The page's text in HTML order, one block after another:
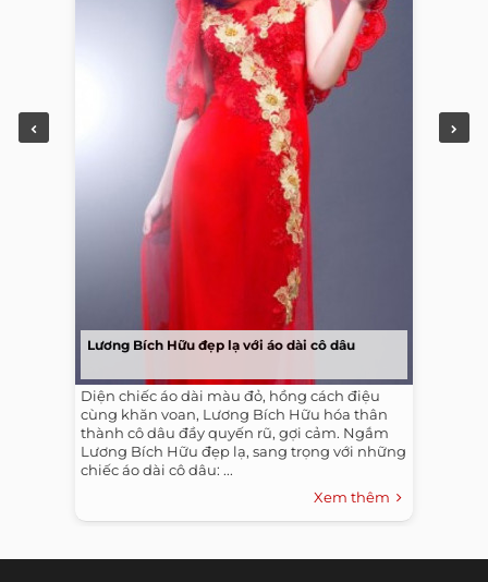
Lương Bích Hữu đẹp lạ với áo dài cô dâu
Diện chiếc áo dài màu đỏ, hồng cách điệu
cùng khăn voan, Lương Bích Hữu hóa thân
thành cô dâu đầy quyến rũ, gợi cảm. Ngắm
Lương Bích Hữu đẹp lạ, sang trọng với những
chiếc áo dài cô dâu: ...
Xem thêm